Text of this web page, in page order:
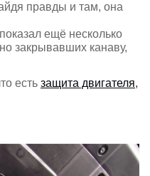
правды и там, она
ещё несколько
закрывавших канаву,
есть защита двигателя,